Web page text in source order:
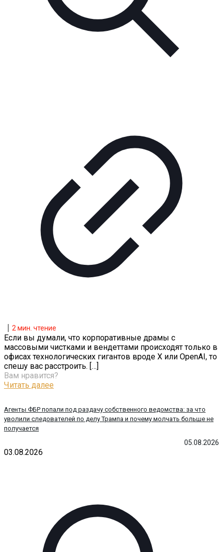
05.08.2026
Агенты ФБР попали под раздачу собственного ведомства: за что
уволили следователей по делу Трампа и почему молчать больше не
получается
2 мин. чтение
Если вы думали, что корпоративные драмы с
массовыми чистками и вендеттами происходят только в
офисах технологических гигантов вроде X или OpenAI, то
спешу вас расстроить. […]
Вам нравится?
Читать далее
03.08.2026